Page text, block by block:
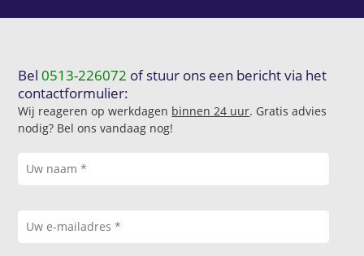
Bel0513-226072 of stuur ons een bericht via het
contactformulier:
Wij reageren op werkdagen binnen 24 uur. Gratis advies
nodig? Bel ons vandaag nog!